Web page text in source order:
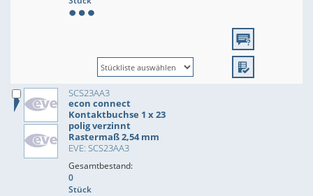
SCS23AA3
econ connect
Kontaktbuchse 1 x 23
polig verzinnt
Rastermaß 2,54 mm
EVE: SCS23AA3
Gesamtbestand:
0
Stück